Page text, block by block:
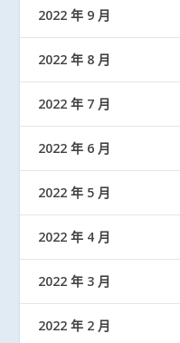
2022 年 9 月
2022 年 8 月
2022 年 7 月
2022 年 6 月
2022 年 5 月
2022 年 4 月
2022 年 3 月
2022 年 2 月